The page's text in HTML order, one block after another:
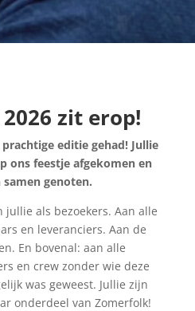
zit erop!
editie gehad! Jullie
ons feestje afgekomen en
samen genoten.
jullie als bezoekers. Aan alle
en leveranciers. Aan de
En bovenal: aan alle
en crew zonder wie deze
was geweest. Jullie zijn
onderdeel van Zomerfolk!